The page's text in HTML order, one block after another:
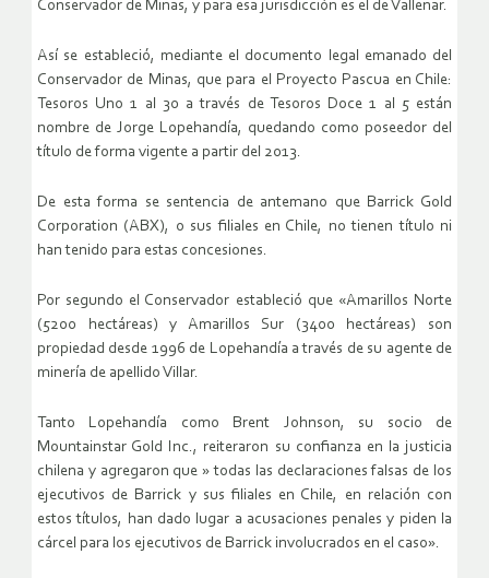
Conservador de Minas, y para esa jurisdicción es el de Vallenar.
Así se estableció, mediante el documento legal emanado del
Conservador de Minas, que para el Proyecto Pascua en Chile:
Tesoros Uno 1 al 30 a través de Tesoros Doce 1 al 5 están
nombre de Jorge Lopehandía, quedando como poseedor del
título de forma vigente a partir del 2013.
De esta forma se sentencia de antemano que Barrick Gold
Corporation (ABX), o sus filiales en Chile, no tienen título ni
han tenido para estas concesiones.
Por segundo el Conservador estableció que «Amarillos Norte
(5200 hectáreas) y Amarillos Sur (3400 hectáreas) son
propiedad desde 1996 de Lopehandía a través de su agente de
minería de apellido Villar.
Tanto Lopehandía como Brent Johnson, su socio de
Mountainstar Gold Inc., reiteraron su confianza en la justicia
chilena y agregaron que » todas las declaraciones falsas de los
ejecutivos de Barrick y sus filiales en Chile, en relación con
estos títulos, han dado lugar a acusaciones penales y piden la
cárcel para los ejecutivos de Barrick involucrados en el caso».